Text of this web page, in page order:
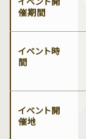
催期間
イベント時
間
イベント開
催地